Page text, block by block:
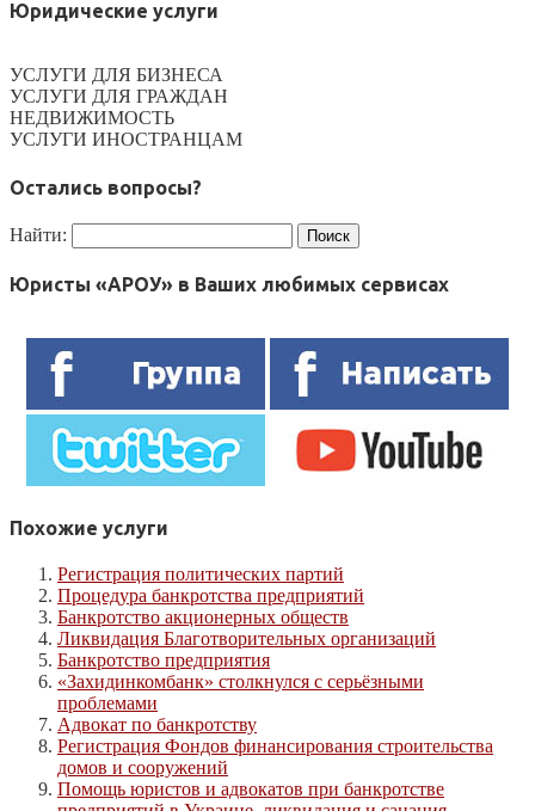
Юридические услуги
УСЛУГИ ДЛЯ БИЗНЕСА
УСЛУГИ ДЛЯ ГРАЖДАН
НЕДВИЖИМОСТЬ
УСЛУГИ ИНОСТРАНЦАМ
Остались вопросы?
Найти:
Юристы «АРОУ» в Ваших любимых сервисах
Похожие услуги
Регистрация политических партий
Процедура банкротства предприятий
Банкротство акционерных обществ
Ликвидация Благотворительных организаций
Банкротство предприятия
«Захидинкомбанк» столкнулся с серьёзными
проблемами
Адвокат по банкротству
Регистрация Фондов финансирования строительства
домов и сооружений
Помощь юристов и адвокатов при банкротстве